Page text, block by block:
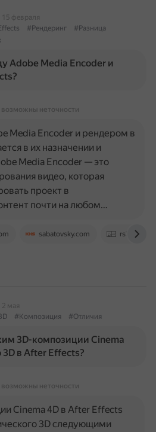
15 февраля
#Рендеринг
#Разница
Adobe Media Encoder и
возможны неточности
sabatovsky.com rsload.net
Media Encoder и рендером в
в их назначении и
Media Encoder — это
видео, которая
проект в
почти на любом…
2 мая
#Композиция #Отличия
3D-композиции Cinema
3D в After Effects?
возможны неточности
Cinema 4D в After Effects
3D следующими